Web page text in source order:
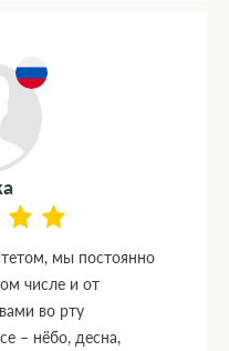
мы постоянно
числе и от
во рту
– нёбо, десна,